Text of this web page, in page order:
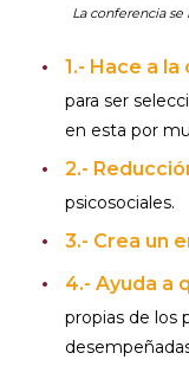
La conferencia
1.- Hace a la
para ser
en esta por
2.-
psicosociales.
3.- Crea un
4.- Ayuda a
propias de los